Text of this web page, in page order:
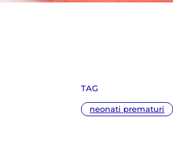
TAG
neonati prematuri